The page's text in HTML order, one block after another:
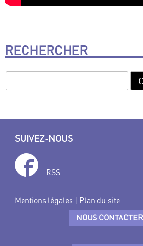
RECHERCHER
SUIVEZ-NOUS
RSS
Mentions légales | Plan du site
NOUS CONTACTER